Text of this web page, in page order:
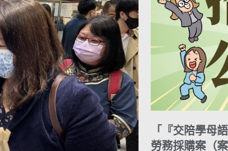
「『交陪學母
勞務採購案（